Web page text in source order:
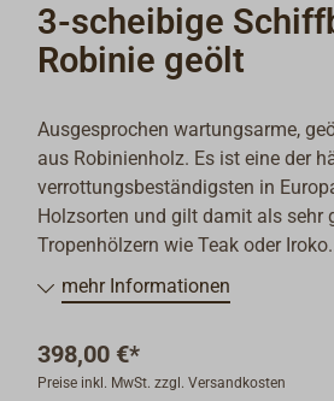
3-scheibige
Robinie geölt
Ausgesprochen wartungsarme,
aus Robinienholz. Es ist eine der
verrottungsbeständigsten in
Holzsorten und gilt damit als sehr
Tropenhölzern wie Teak oder Iroko.
Die Blöcke haben feinmatt
Beschläge (AISI316), sowie
Der Kopf der Edelstahl-Achse ist
Plättchen abgedeckt und gesichert.
mehr Informationen
398,00 €*
Preise inkl. MwSt. zzgl. Versandkosten